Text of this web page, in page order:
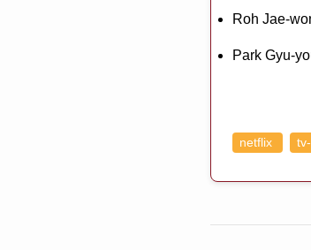
Roh Jae-
Park Gyu-
netflix